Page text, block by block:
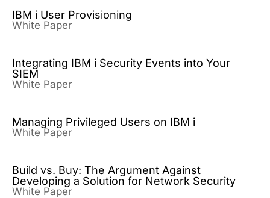
IBM i User Provisioning
White Paper
Integrating IBM i Security Events into Your
SIEM
White Paper
Managing Privileged Users on IBM i
White Paper
Build vs. Buy: The Argument Against
Developing a Solution for Network Security
White Paper